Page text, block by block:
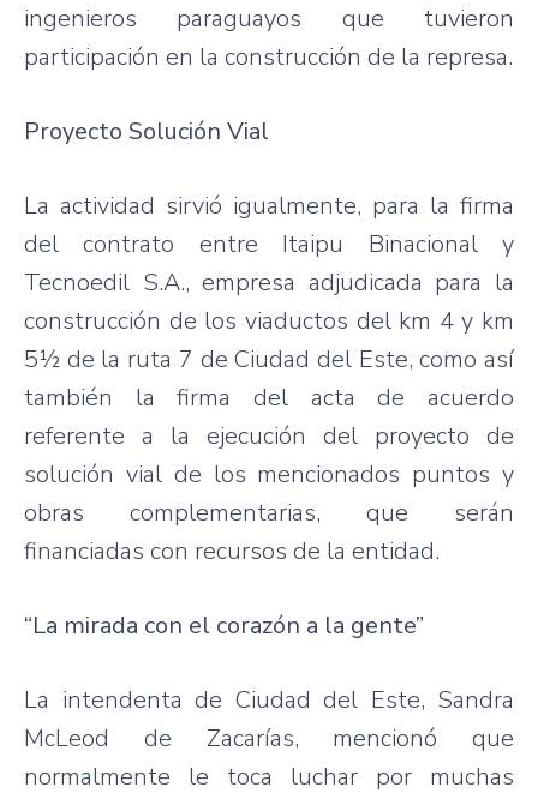
ingenieros paraguayos que tuvieron
participación en la construcción de la represa.
Proyecto Solución Vial
La actividad sirvió igualmente, para la firma
del contrato entre Itaipu Binacional y
Tecnoedil S.A., empresa adjudicada para la
construcción de los viaductos del km 4 y km
5½ de la ruta 7 de Ciudad del Este, como así
también la firma del acta de acuerdo
referente a la ejecución del proyecto de
solución vial de los mencionados puntos y
obras complementarias, que serán
financiadas con recursos de la entidad.
“La mirada con el corazón a la gente”
La intendenta de Ciudad del Este, Sandra
McLeod de Zacarías, mencionó que
normalmente le toca luchar por muchas